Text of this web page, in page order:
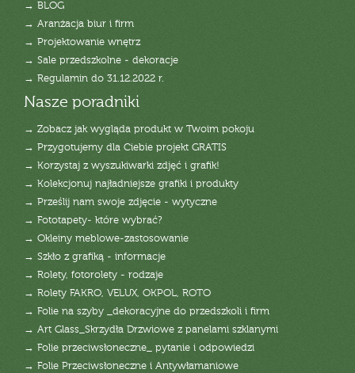
→ BLOG
→ Aranżacja biur i firm
→ Projektowanie wnętrz
→ Sale przedszkolne - dekoracje
→ Regulamin do 31.12.2022 r.
Nasze poradniki
→ Zobacz jak wygląda produkt w Twoim pokoju
→ Przygotujemy dla Ciebie projekt GRATIS
→ Korzystaj z wyszukiwarki zdjęć i grafik!
→ Kolekcjonuj najładniejsze grafiki i produkty
→ Prześlij nam swoje zdjęcie - wytyczne
→ Fototapety- które wybrać?
→ Okleiny meblowe-zastosowanie
→ Szkło z grafiką - informacje
→ Rolety, fotorolety - rodzaje
→ Rolety FAKRO, VELUX, OKPOL, ROTO
→ Folie na szyby _dekoracyjne do przedszkoli i firm
→ Art Glass_Skrzydła Drzwiowe z panelami szklanymi
→ Folie przeciwsłoneczne_ pytanie i odpowiedzi
→ Folie Przeciwsłoneczne i Antywłamaniowe